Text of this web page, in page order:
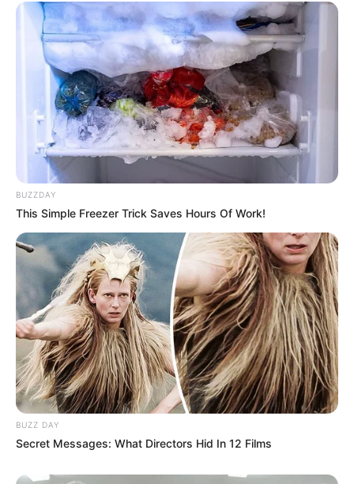
BUZZDAY
This Simple Freezer Trick Saves Hours Of Work!
BUZZ DAY
Secret Messages: What Directors Hid In 12 Films